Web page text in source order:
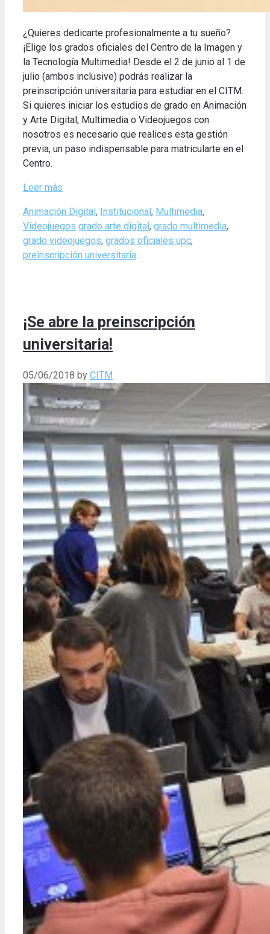
¿Quieres dedicarte profesionalmente a tu sueño?
¡Elige los grados oficiales del Centro de la Imagen y
la Tecnología Multimedia! Desde el 2 de junio al 1 de
julio (ambos inclusive) podrás realizar la
preinscripción universitaria para estudiar en el CITM.
Si quieres iniciar los estudios de grado en Animación
y Arte Digital, Multimedia o Videojuegos con
nosotros es necesario que realices esta gestión
previa, un paso indispensable para matricularte en el
Centro.
Leer más
Categories
Animación Digital, Institucional, Multimedia,
Videojuegos Tags
grado arte digital, grado multimedia,
grado videojuegos, grados oficiales upc,
preinscripción universitaria
¡Se abre la preinscripción
universitaria!
05/06/2018 by CITM